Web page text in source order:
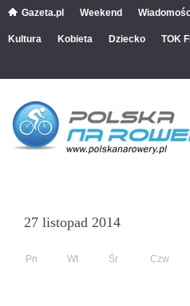
Gazeta.pl Weekend
Kultura Kobieta Dziecko TOK
27 listopad 2014
Pn Wt Śr Czw